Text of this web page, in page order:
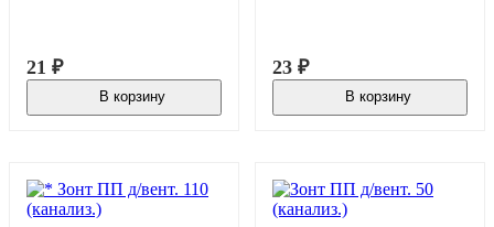
21 ₽
В корзину
23 ₽
В корзину